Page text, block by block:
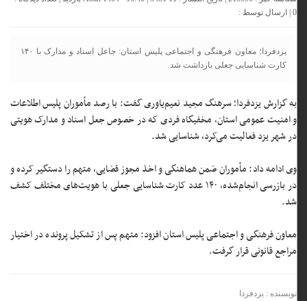
| ارسال توسط :
یزدفردا؛ معاون فرهنگی و اجتماعی پلیس استان: جاعل اسناد و مدارک با ۱۴۰
کارت شناسایی جعلی بازداشت شد.
به گزارش یزدفردا؛ سرهنگ مجید نعیم‌یاوری گفت: با رصد مأموران پلیس اطلاعات
و امنیت عمومی استان، مخفیگاه فردی که در خصوص جعل اسناد و مدارک هویتی
در شهر یزد فعالیت می‌کرد، شناسایی شد.
وی ادامه داد: مأموران ضمن هماهنگی و اخذ مجوز قضایی، متهم را دستگیر کرده و
در بازرسی انجام‌شده، ۱۴۰ عدد کارت شناسایی جعلی با هویت‌های مختلف کشف
شد.
معاون فرهنگی و اجتماعی پلیس استان افزود: متهم پس از تشکیل پرونده در اختیار
مراجع قانونی قرار گرفت.
نویسنده : یزدفردا